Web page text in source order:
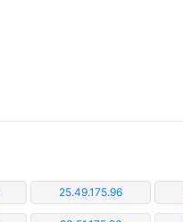
25.49.175.96